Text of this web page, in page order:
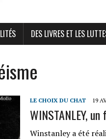
DES LIVRES ET LES
LE CHOIX DU CHAT 19
WINSTANLEY,
Winstanley a été